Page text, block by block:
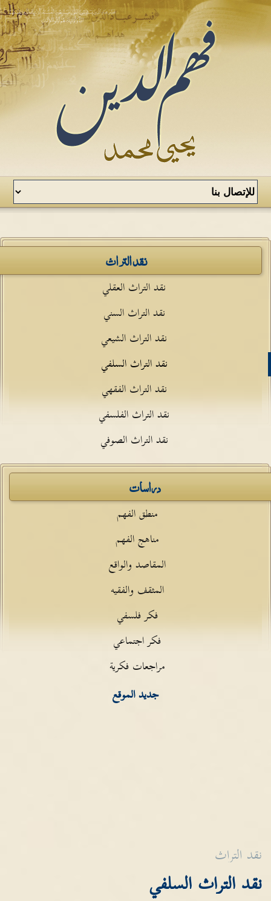
نقد التراث
نقد التراث العقلي
نقد التراث السني
نقد التراث الشيعي
نقد التراث السلفي
نقد التراث الفقهي
نقد التراث الفلسفي
نقد التراث الصوفي
دراسات
منطق الفهم
مناهج الفهم
المقاصد والواقع
المثقف والفقيه
فكر فلسفي
فكر اجتماعي
مراجعات فكرية
جديد الموقع
نقد التراث
نقد التراث السلفي